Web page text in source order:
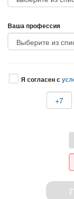
аша профессия
Я согласен с
+7